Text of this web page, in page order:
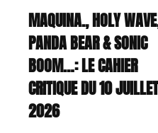
MAQUINA., HOLY
PANDA BEAR & SONIC
BOOM…: LE CAHIER
CRITIQUE DU 10
2026